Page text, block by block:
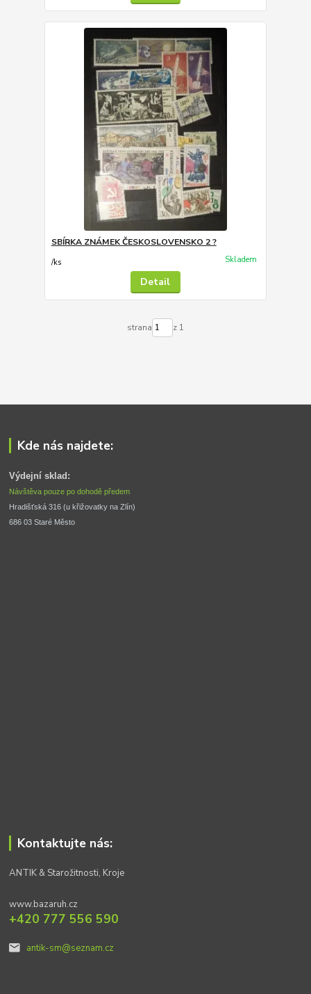
SBÍRKA ZNÁMEK ČESKOSLOVENSKO 2 ?
/ks Skladem
Detail
strana z 1
Kde nás najdete:
Výdejní sklad:
Návštěva pouze po dohodě předem
Hradišťská 316 (u křižovatky na Zlín)
686 03 Staré Město
Kontaktujte nás:
ANTIK & Starožitnosti, Kroje
www.bazaruh.cz
+420 777 556 590
antik-sm@seznam.cz